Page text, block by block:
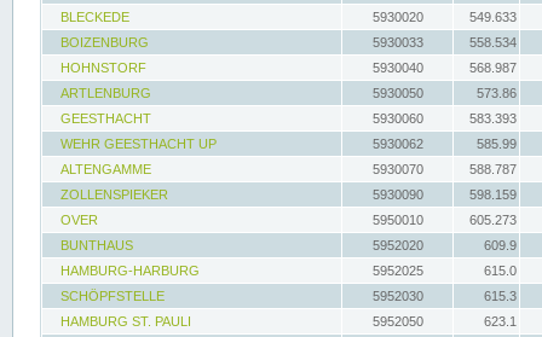
BLECKEDE
5930020
549.633
BOIZENBURG
5930033
558.534
HOHNSTORF
5930040
568.987
ARTLENBURG
5930050
573.86
GEESTHACHT
5930060
583.393
WEHR GEESTHACHT UP
5930062
585.99
ALTENGAMME
5930070
588.787
ZOLLENSPIEKER
5930090
598.159
OVER
5950010
605.273
BUNTHAUS
5952020
609.9
HAMBURG-HARBURG
5952025
615.0
SCHÖPFSTELLE
5952030
615.3
HAMBURG ST. PAULI
5952050
623.1